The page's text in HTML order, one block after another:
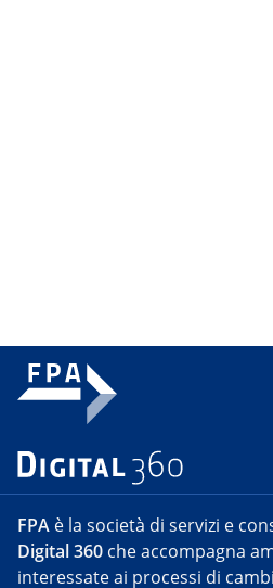
FPA è la società di servizi e
Digital 360 che accompagna
interessate ai processi di